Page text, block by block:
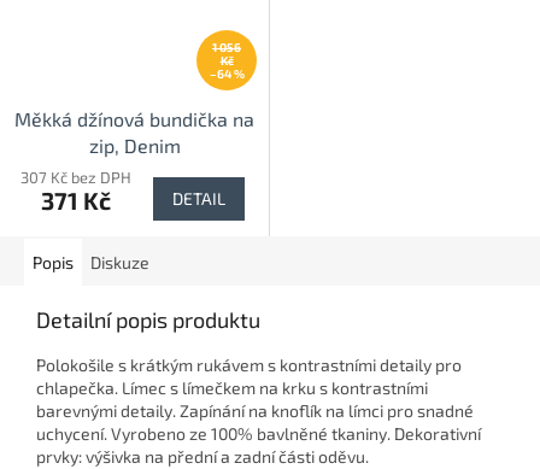
1 056
Kč
–64 %
Měkká džínová bundička na
zip, Denim
307 Kč bez DPH
371 Kč DETAIL
Popis Diskuze
Detailní popis produktu
Polokošile s krátkým rukávem s kontrastními detaily pro
chlapečka. Límec s límečkem na krku s kontrastními
barevnými detaily. Zapínání na knoflík na límci pro snadné
uchycení. Vyrobeno ze 100% bavlněné tkaniny. Dekorativní
prvky: výšivka na přední a zadní části oděvu.